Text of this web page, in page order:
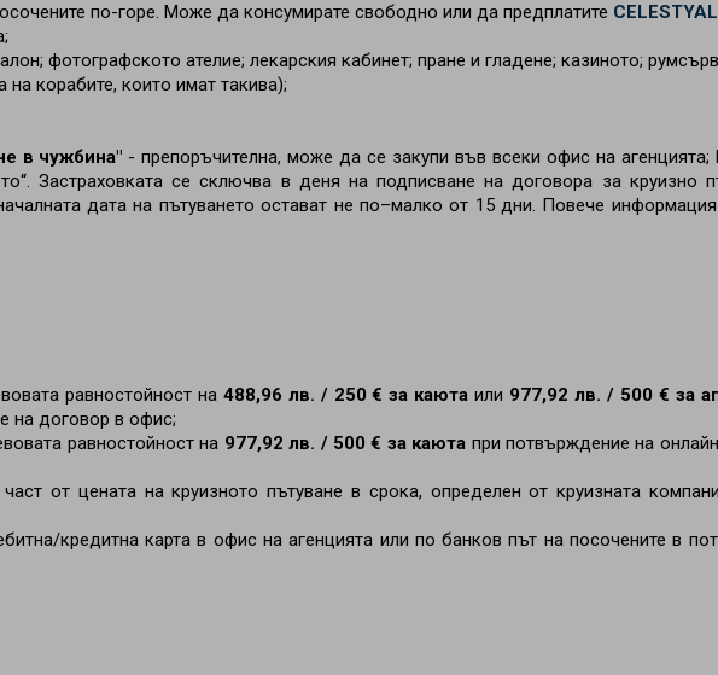
по-горе. Може да консумирате свободно или да предплатите
фотографското ателие; лекарския кабинет; пране и гладене; казиното;
корабите, които имат такива);
в чужбина" - препоръчителна, може да се закупи във всеки офис на
Застраховката се сключва в деня на подписване на договора за круизно
дата на пътуването остават не по–малко от 15 дни. Повече
равностойност на 488,96 лв. / 250 € за каютаили 977,92 лв. / 500 € за
на договор в офис;
равностойност на 977,92 лв. / 500 € за каюта при потвърждение на
от цената на круизното пътуване в срока, определен от круизната
кредитна карта в офис на агенцията или по банков път на посочените в